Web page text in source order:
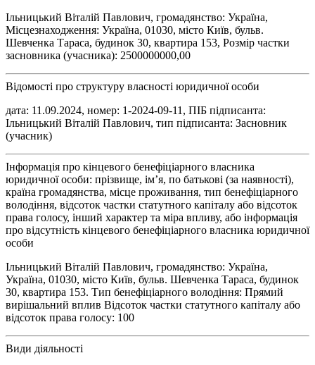
Ільницький Віталій Павлович, громадянство: Україна,
Місцезнаходження: Україна, 01030, місто Київ, бульв.
Шевченка Тараса, будинок 30, квартира 153, Розмір частки
засновника (учасника): 2500000000,00
Відомості про структуру власності юридичної особи
дата: 11.09.2024, номер: 1-2024-09-11, ПІБ підписанта:
Ільницький Віталій Павлович, тип підписанта: Засновник
(учасник)
Інформація про кінцевого бенефіціарного власника
юридичної особи: прізвище, ім’я, по батькові (за наявності),
країна громадянства, місце проживання, тип бенефіціарного
володіння, відсоток частки статутного капіталу або відсоток
права голосу, інший характер та міра впливу, або інформація
про відсутність кінцевого бенефіціарного власника юридичної
особи
Ільницький Віталій Павлович, громадянство: Україна,
Україна, 01030, місто Київ, бульв. Шевченка Тараса, будинок
30, квартира 153. Тип бенефіціарного володіння: Прямий
вирішальний вплив Відсоток частки статутного капіталу або
відсоток права голосу: 100
Види діяльності